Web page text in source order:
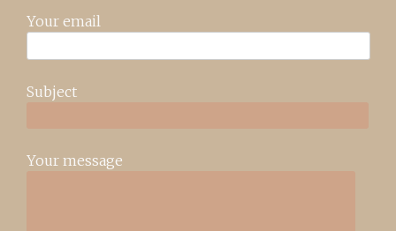
Your email
Subject
Your message